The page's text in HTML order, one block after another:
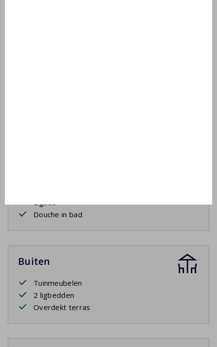
Ligbad
Douche in bad
Buiten
Tuinmeubelen
2 ligbedden
Overdekt terras